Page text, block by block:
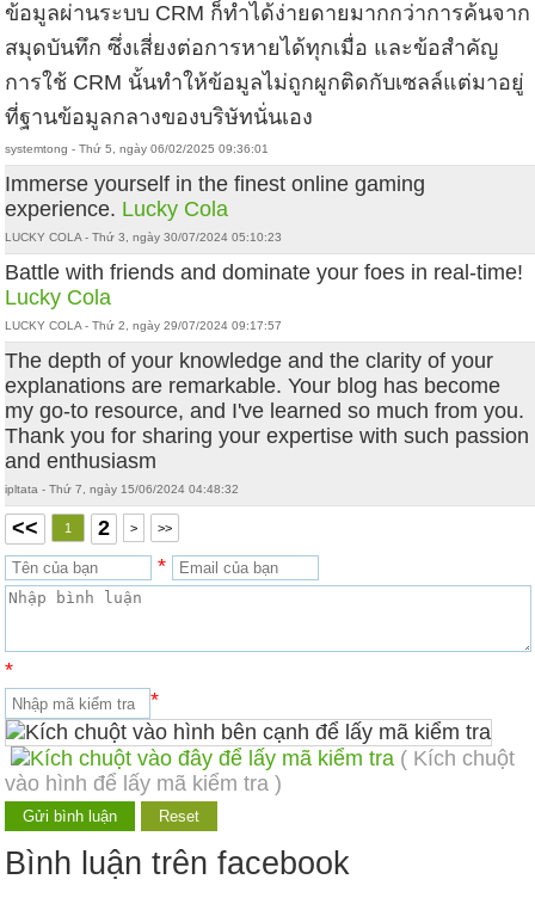
ข้อมูลผ่านระบบ CRM ก็ทำได้ง่ายดายมากกว่าการค้นจาก
สมุดบันทึก ซึ่งเสี่ยงต่อการหายได้ทุกเมื่อ และข้อสำคัญ
การใช้ CRM นั้นทำให้ข้อมูลไม่ถูกผูกติดกับเซลล์แต่มาอยู่
ที่ฐานข้อมูลกลางของบริษัทนั่นเอง
systemtong - Thứ 5, ngày 06/02/2025 09:36:01
Immerse yourself in the finest online gaming
experience. Lucky Cola
LUCKY COLA - Thứ 3, ngày 30/07/2024 05:10:23
Battle with friends and dominate your foes in real-time!
Lucky Cola
LUCKY COLA - Thứ 2, ngày 29/07/2024 09:17:57
The depth of your knowledge and the clarity of your
explanations are remarkable. Your blog has become
my go-to resource, and I've learned so much from you.
Thank you for sharing your expertise with such passion
and enthusiasm
ipltata - Thứ 7, ngày 15/06/2024 04:48:32
<< 1 2 > >>
*
*
*
( Kích chuột
vào hình để lấy mã kiểm tra )
Bình luận trên facebook